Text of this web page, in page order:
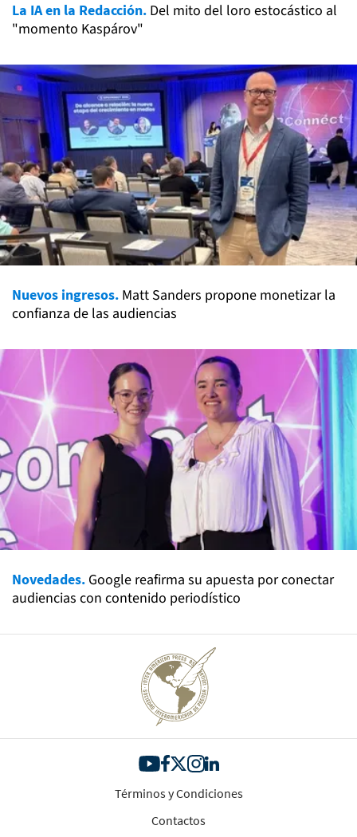
La IA en la Redacción. Del mito del loro estocástico al
"momento Kaspárov"
Nuevos ingresos. Matt Sanders propone monetizar la
confianza de las audiencias
Novedades. Google reafirma su apuesta por conectar
audiencias con contenido periodístico
Términos y Condiciones
Contactos